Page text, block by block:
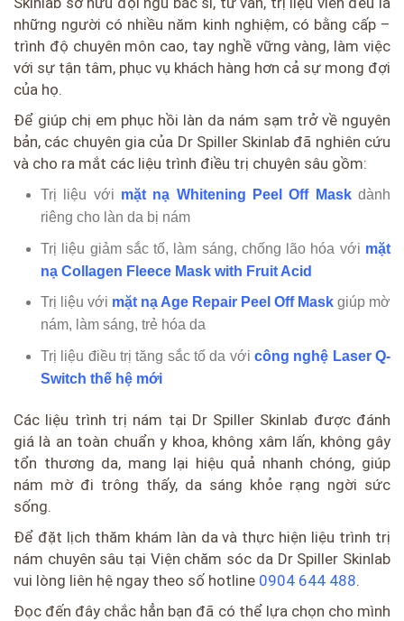
những người có nhiều năm kinh nghiệm, có bằng cấp –
trình độ chuyên môn cao, tay nghề vững vàng, làm việc
với sự tận tâm, phục vụ khách hàng hơn cả sự mong đợi
của họ.
Để giúp chị em phục hồi làn da nám sạm trở về nguyên
bản, các chuyên gia của Dr Spiller Skinlab đã nghiên cứu
và cho ra mắt các liệu trình điều trị chuyên sâu gồm:
Trị liệu với mặt nạ Whitening Peel Off Maskdành
riêng cho làn da bị nám
Trị liệu giảm sắc tố, làm sáng, chống lão hóa với mặt
nạ Collagen Fleece Mask with Fruit Acid
Trị liệu với mặt nạ Age Repair Peel Off Mask giúp mờ
nám, làm sáng, trẻ hóa da
Trị liệu điều trị tăng sắc tố da với công nghệ Laser Q-
Switch thế hệ mới
Các liệu trình trị nám tại Dr Spiller Skinlab được đánh
giá là an toàn chuẩn y khoa, không xâm lấn, không gây
tổn thương da, mang lại hiệu quả nhanh chóng, giúp
nám mờ đi trông thấy, da sáng khỏe rạng ngời sức
sống.
Để đặt lịch thăm khám làn da và thực hiện liệu trình trị
nám chuyên sâu tại Viện chăm sóc da Dr Spiller Skinlab
vui lòng liên hệ ngay theo số hotline 0904 644 488.
Đọc đến đây chắc hẳn bạn đã có thể lựa chọn cho mình